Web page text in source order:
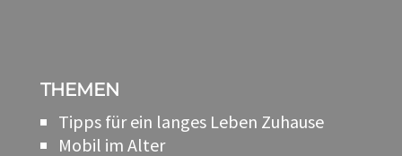
THEMEN
Tipps für ein langes Leben Zuhause
Mobil im Alter